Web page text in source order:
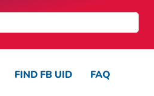
FIND FB UID FAQ